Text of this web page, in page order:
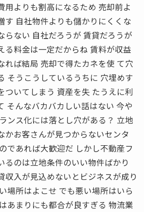
用よりも割高になるため 売却前よ
す 自社物件よりも儲かりにくくな
らない 自社だろうが 賃貸だろうが
る料金は一定だからね 賃料が収益
れば結局 売却で得たカネを使 て穴
そうこうしているうちに 穴埋めす
ついてしまう 資産を失 たうえに利
そんなバカバカしい話はない 今や
ンス化には落とし穴がある？ 立地
かお客さんが見つからないセンタ
であれば大歓迎だ しかし不動産フ
るのは立地条件のいい物件ばかり
収入が見込めないとビジネスが成り
場所はよこせ でも悪い場所はいら
あまりにも都合が良すぎる 物流業